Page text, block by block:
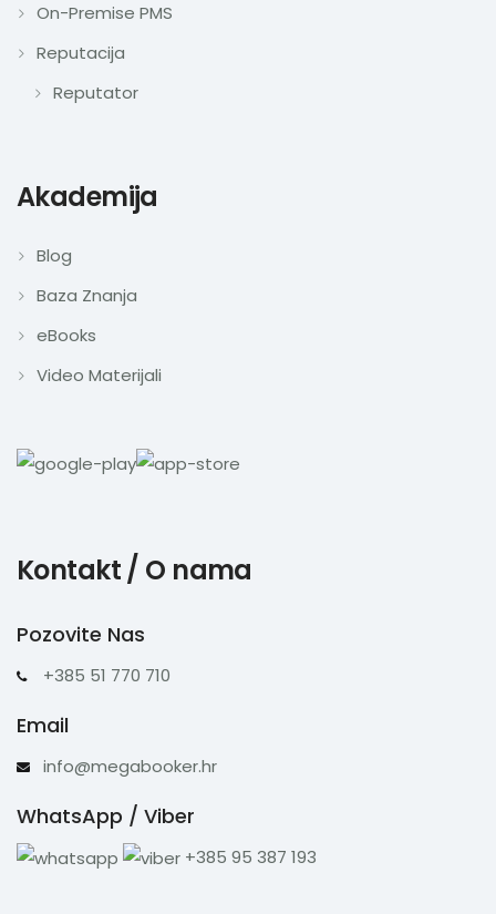
On-Premise PMS
Reputacija
Reputator
Akademija
Blog
Baza Znanja
eBooks
Video Materijali
Kontakt / O nama
Pozovite Nas
+385 51 770 710
Email
info@megabooker.hr
WhatsApp / Viber
+385 95 387 193